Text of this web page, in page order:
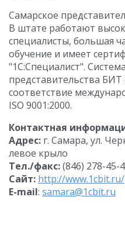
Самарское
В штате работают
специалисты, большая
обучение и имеет
"1С:Специалист".
представительства
соответствие
ISO 9001:2000.
Контактная
Адрес: г. Самара, ул.
левое крыло
Тел./факс:(846) 278-45-
Cайт: http://www.1cbit.ru/
E-mail: samara@1cbit.ru